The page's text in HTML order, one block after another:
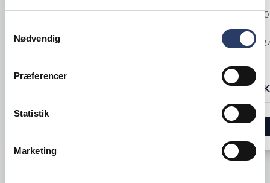
Nødvendig
Præferencer
Statistik
Marketing
ØxH: 500x260 mm
Varenr.25002802
hverdage
ØxH:
Klar SAN
Varenr.
+1 på lager
196,00